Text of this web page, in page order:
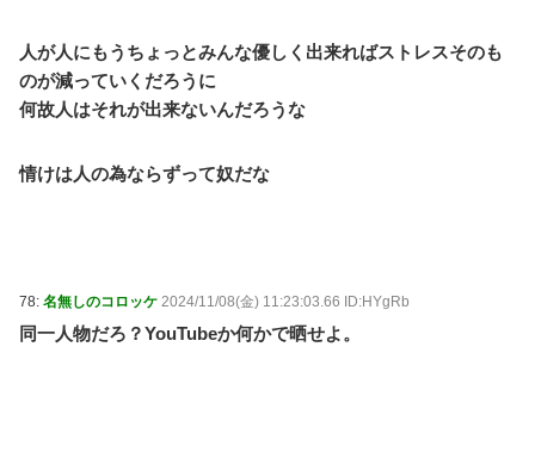
人が人にもうちょっとみんな優しく出来ればストレスそのも
のが減っていくだろうに
何故人はそれが出来ないんだろうな
情けは人の為ならずって奴だな
78: 名無しのコロッケ 2024/11/08(金) 11:23:03.66 ID:HYgRb
同一人物だろ？YouTubeか何かで晒せよ。